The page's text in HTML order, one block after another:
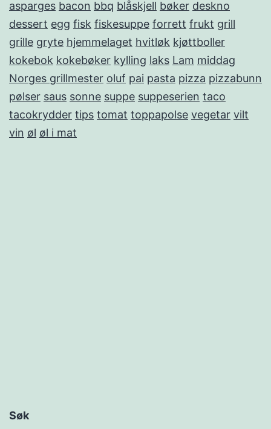
asparges bacon bbq blåskjell bøker deskno
dessert egg fisk fiskesuppe forrett frukt grill
grille gryte hjemmelaget hvitløk kjøttboller
kokebok kokebøker kylling laks Lam middag
Norges grillmester oluf pai pasta pizza pizzabunn
pølser saus sonne suppe suppeserien taco
tacokrydder tips tomat toppapolse vegetar vilt
vin øl øl i mat
Søk